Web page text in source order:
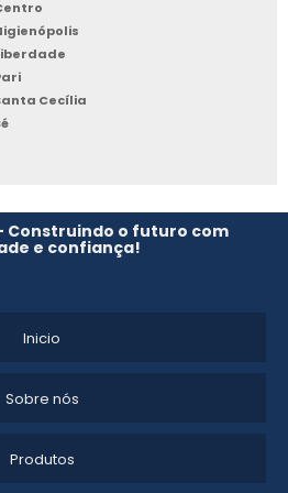
LIBERAÇÃO RÁPIDA
Cecília
Construindo o futuro com
e confiança!
Inicio
Sobre nós
Produtos